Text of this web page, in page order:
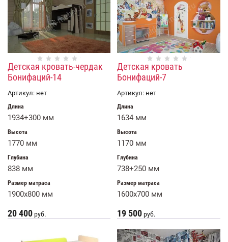
Детская кровать-чердак
Бонифаций-14
Артикул: нет
Длина
1934+300 мм
Высота
1770 мм
Глубина
838 мм
Размер матраса
1900x800 мм
20 400 руб.
Детская кровать
Бонифаций-7
Артикул: нет
Длина
1634 мм
Высота
1170 мм
Глубина
738+250 мм
Размер матраса
1600х700 мм
19 500 руб.